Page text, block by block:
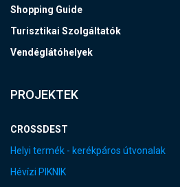
Shopping Guide
Turisztikai Szolgáltatók
Vendéglátóhelyek
PROJEKTEK
CROSSDEST
Helyi termék - kerékpáros útvonalak
Hévízi PIKNIK